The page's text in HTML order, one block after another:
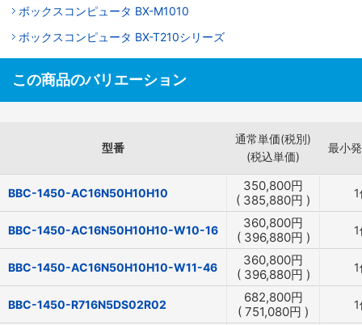
ボックスコンピュータ BX-M1010
ボックスコンピュータ BX-T210シリーズ
この商品のバリエーション
型番
通常単価(税別)
(税込単価)
最小
BBC-1450-AC16N50H10H10 350,800円
( 385,880円 )
BBC-1450-AC16N50H10H10-W10-16 360,800円
( 396,880円 )
BBC-1450-AC16N50H10H10-W11-46 360,800円
( 396,880円 )
BBC-1450-R716N5DS02R02 682,800円
( 751,080円 )